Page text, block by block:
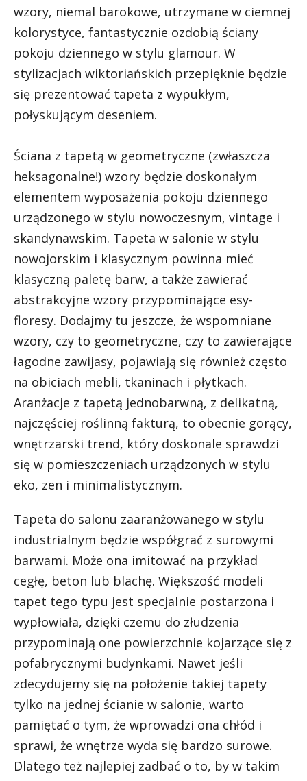
wzory, niemal barokowe, utrzymane w ciemnej
kolorystyce, fantastycznie ozdobią ściany
pokoju dziennego w stylu glamour. W
stylizacjach wiktoriańskich przepięknie będzie
się prezentować tapeta z wypukłym,
połyskującym deseniem.
Ściana z tapetą w geometryczne (zwłaszcza
heksagonalne!) wzory będzie doskonałym
elementem wyposażenia pokoju dziennego
urządzonego w stylu nowoczesnym, vintage i
skandynawskim. Tapeta w salonie w stylu
nowojorskim i klasycznym powinna mieć
klasyczną paletę barw, a także zawierać
abstrakcyjne wzory przypominające esy-
floresy. Dodajmy tu jeszcze, że wspomniane
wzory, czy to geometryczne, czy to zawierające
łagodne zawijasy, pojawiają się również często
na obiciach mebli, tkaninach i płytkach.
Aranżacje z tapetą jednobarwną, z delikatną,
najczęściej roślinną fakturą, to obecnie gorący,
wnętrzarski trend, który doskonale sprawdzi
się w pomieszczeniach urządzonych w stylu
eko, zen i minimalistycznym.
Tapeta do salonu zaaranżowanego w stylu
industrialnym będzie współgrać z surowymi
barwami. Może ona imitować na przykład
cegłę, beton lub blachę. Większość modeli
tapet tego typu jest specjalnie postarzona i
wypłowiała, dzięki czemu do złudzenia
przypominają one powierzchnie kojarzące się z
pofabrycznymi budynkami. Nawet jeśli
zdecydujemy się na położenie takiej tapety
tylko na jednej ścianie w salonie, warto
pamiętać o tym, że wprowadzi ona chłód i
sprawi, że wnętrze wyda się bardzo surowe.
Dlatego też najlepiej zadbać o to, by w takim